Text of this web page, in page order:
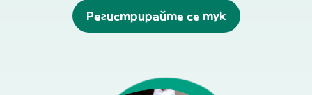
Регистрирайте се тук